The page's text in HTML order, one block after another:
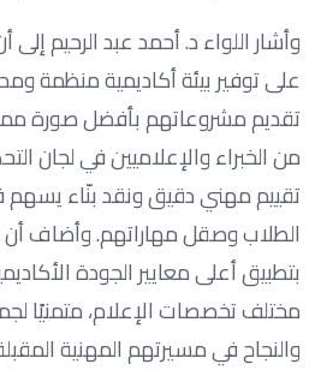
وأشار اللواء د. أحمد عبد الرحيم
على توفير بيئة أكاديمية منظمة
تقديم مشروعاتهم بأفضل صورة
من الخبراء والإعلاميين في لجان
تقييم مهني دقيق ونقد بنّاء يسهم
الطلاب وصقل مهاراتهم. وأضاف أن
بتطبيق أعلى معايير الجودة
مختلف تخصصات الإعلام، متمنيًا
والنجاح في مسيرتهم المهنية